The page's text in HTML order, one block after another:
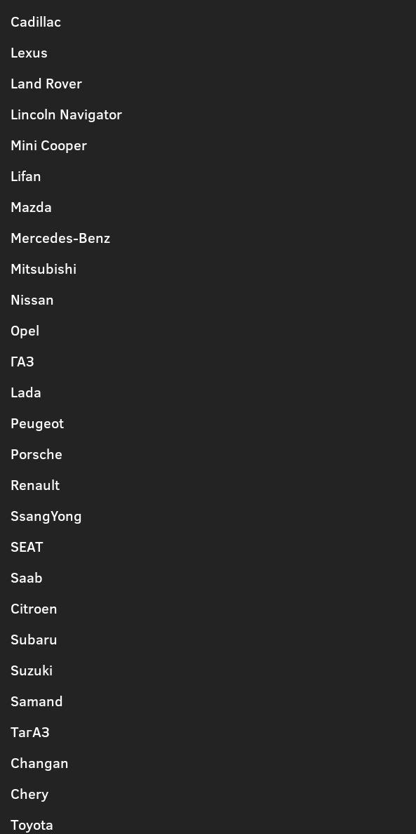
Cadillac
Lexus
Land Rover
Lincoln Navigator
Mini Cooper
Lifan
Mazda
Mercedes-Benz
Mitsubishi
Nissan
Opel
ГАЗ
Lada
Peugeot
Porsche
Renault
SsangYong
SEAT
Saab
Citroen
Subaru
Suzuki
Samand
ТагАЗ
Changan
Chery
Toyota